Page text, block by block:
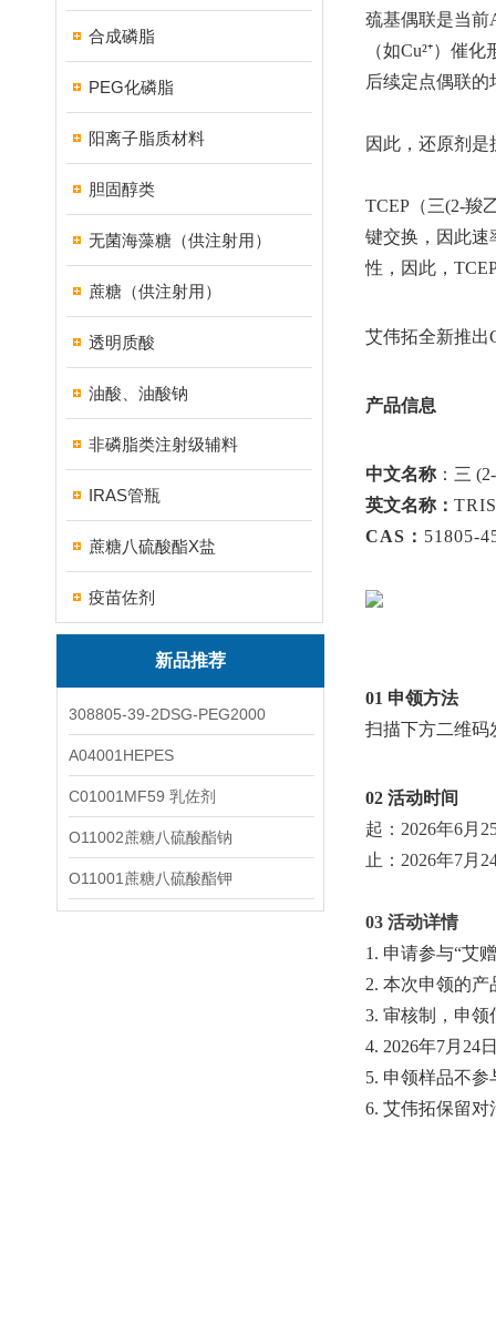
合成磷脂
PEG化磷脂
阳离子脂质材料
胆固醇类
无菌海藻糖（供注射用）
蔗糖（供注射用）
透明质酸
油酸、油酸钠
非磷脂类注射级辅料
IRAS管瓶
蔗糖八硫酸酯X盐
疫苗佐剂
新品推荐
308805-39-2DSG-PEG2000
A04001HEPES
C01001MF59 乳佐剂
O11002蔗糖八硫酸酯钠
O11001蔗糖八硫酸酯钾
巯基偶联是当前
（如Cu²⁺）催
后续定点偶联的
因此，还原剂
TCEP（三(2-羧
键交换，因此速
性，因此，
艾伟拓全新推出
产品信息
中文名称 ：三
英文名称：
CAS： 51805-
01 申领方法
扫描下方二维码
02 活动时间
起：2026年6月
止：2026年7月
03 活动详情
1. 申请参与“艾
2. 本次申领的
3. 审核制，申
4. 2026年7月24
5. 申领样品不
6. 艾伟拓保留